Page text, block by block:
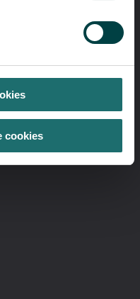
cookies
fået hjælp